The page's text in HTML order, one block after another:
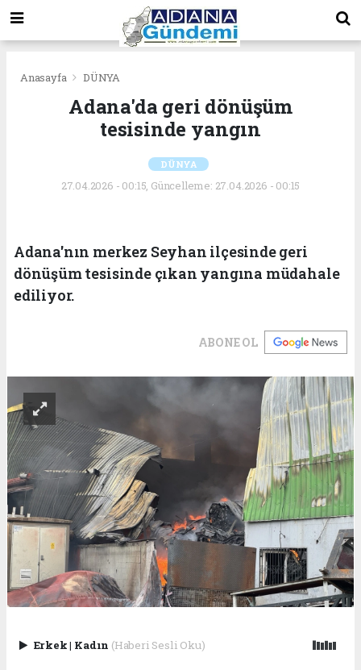
Anasayfa DÜNYA
Adana'da geri dönüşüm
tesisinde yangın
DÜNYA
27.04.2026 - 00:15, Güncelleme: 27.04.2026 - 00:15
Adana'nın merkez Seyhan ilçesinde geri
dönüşüm tesisinde çıkan yangına müdahale
ediliyor.
ABONE OL
Erkek| Kadın (Haberi Sesli Oku)